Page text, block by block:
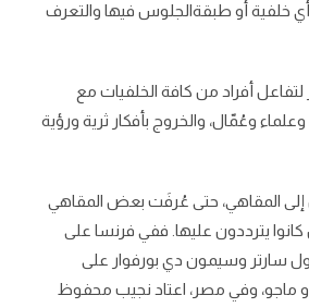
أو طبقةالجلوس فيها والتعرف
لتفاعل أفراد من كافة الخلفيات مع
وعُمّال، والخروج بأفكار ثرية ورؤية
المقاهي، حتى عُرفَت بعض المقاهي
كانوا يترددون عليها. ففي فرنسا على
سارتر وسيمون دي بورفوار على
وفي مصر، اعتاد نجيب محفوظ